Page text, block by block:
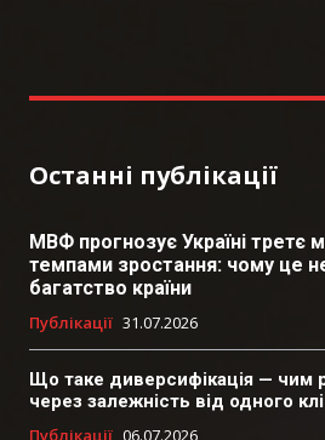
Останні публікації
МВФ прогнозує Україні третє
темпами зростання: чому це
багатство країни
Публікації 31.07.2026
Що таке диверсифікація — чим
через залежність від одного
Публікації 06.07.2026